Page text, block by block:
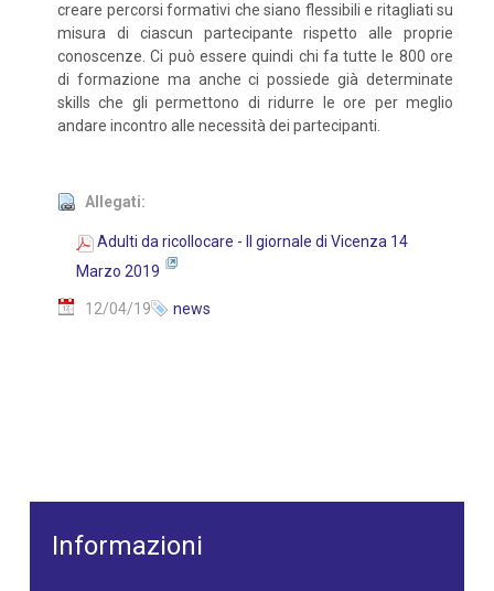
creare percorsi formativi che siano flessibili e ritagliati su
misura di ciascun partecipante rispetto alle proprie
conoscenze. Ci può essere quindi chi fa tutte le 800 ore
di formazione ma anche ci possiede già determinate
skills che gli permettono di ridurre le ore per meglio
andare incontro alle necessità dei partecipanti.
Allegati:
Adulti da ricollocare - Il giornale di Vicenza 14
Marzo 2019
12/04/19 news
Informazioni